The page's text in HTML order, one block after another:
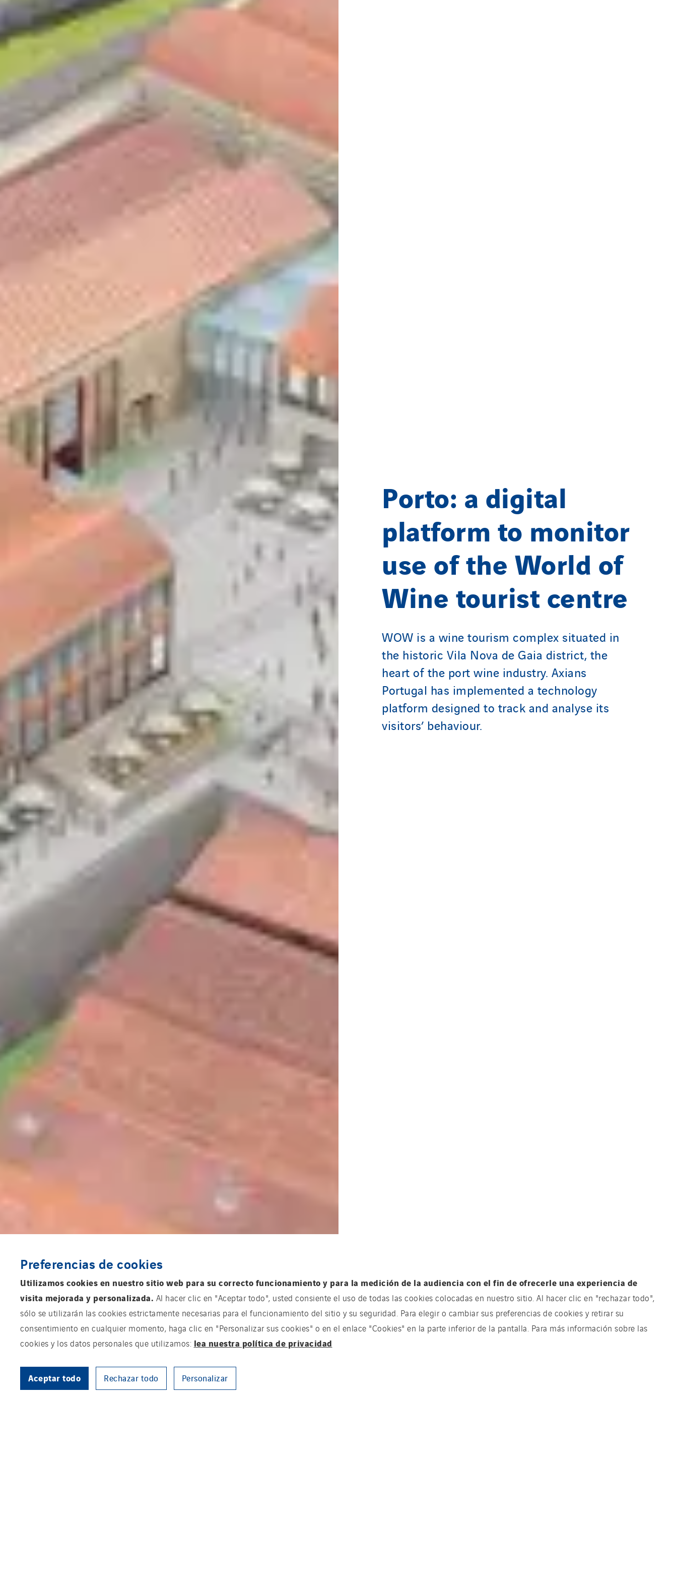
Porto: a digital
platform to monitor
use of the World of
Wine tourist centre
WOW is a wine tourism complex situated in
the historic Vila Nova de Gaia district, the
heart of the port wine industry. Axians
Portugal has implemented a technology
platform designed to track and analyse its
visitors’ behaviour.
Preferencias de cookies
Utilizamos cookies en nuestro sitio web para su correcto funcionamiento y para la medición de la audiencia con el fin de ofrecerle una experiencia de
visita mejorada y personalizada. Al hacer clic en "Aceptar todo", usted consiente el uso de todas las cookies colocadas en nuestro sitio. Al hacer clic en "rechazar todo",
sólo se utilizarán las cookies estrictamente necesarias para el funcionamiento del sitio y su seguridad. Para elegir o cambiar sus preferencias de cookies y retirar su
consentimiento en cualquier momento, haga clic en "Personalizar sus cookies" o en el enlace "Cookies" en la parte inferior de la pantalla. Para más información sobre las
cookies y los datos personales que utilizamos: lea nuestra política de privacidad
Aceptar todo Rechazar todo Personalizar